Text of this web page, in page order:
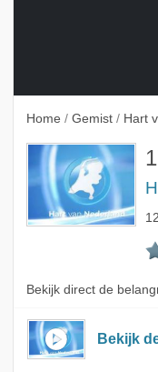
Home / Gemist / Hart
Bekijk direct de
Bekijk